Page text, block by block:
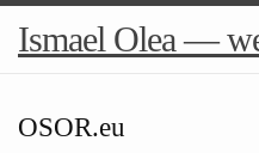
Ismael Olea —
OSOR.eu